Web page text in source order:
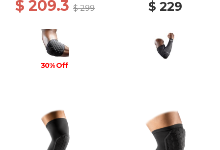
$ 209.3 $ 299
30% Off
$ 229